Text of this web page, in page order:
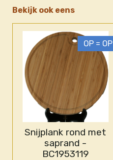
Bekijk ook eens
OP = OP
Snijplank rond met
saprand -
BC1953119